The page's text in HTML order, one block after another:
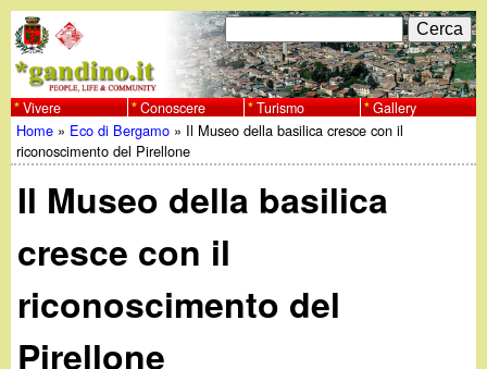
al
contenuto
principale
w
w
w
g
F
o
r
m
d
i
r
C
e
r
c
a
Vivere Conoscere Turismo Gallery
Tu
sei
qui
Home » Eco di Bergamo » Il Museo della basilica cresce con il
riconoscimento del Pirellone
Il Museo della basilica
cresce con il
riconoscimento del
Pirellone